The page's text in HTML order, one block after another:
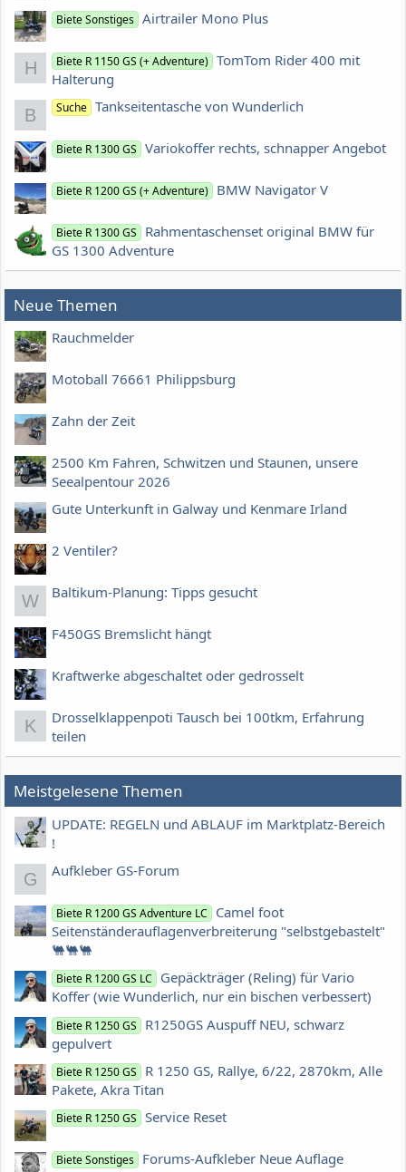
Biete Sonstiges Airtrailer Mono Plus
H Biete R 1150 GS (+ Adventure) TomTom Rider 400 mit
Halterung
B Suche Tankseitentasche von Wunderlich
Biete R 1300 GS Variokoffer rechts, schnapper Angebot
Biete R 1200 GS (+ Adventure) BMW Navigator V
Biete R 1300 GS
Rahmentaschenset original BMW für
GS 1300 Adventure
Neue Themen
Rauchmelder
Motoball 76661 Philippsburg
Zahn der Zeit
2500 Km Fahren, Schwitzen und Staunen, unsere
Seealpentour 2026
Gute Unterkunft in Galway und Kenmare Irland
2 Ventiler?
W Baltikum-Planung: Tipps gesucht
F450GS Bremslicht hängt
Kraftwerke abgeschaltet oder gedrosselt
K
Drosselklappenpoti Tausch bei 100tkm, Erfahrung
teilen
Meistgelesene Themen
UPDATE: REGELN und ABLAUF im Marktplatz-Bereich
!
G Aufkleber GS-Forum
Biete R 1200 GS Adventure LC
Camel foot
Seitenständerauflagenverbreiterung "selbstgebastelt"
🐫🐫🐫
Biete R 1200 GS LC
Gepäckträger (Reling) für Vario
Koffer (wie Wunderlich, nur ein bischen verbessert)
Biete R 1250 GS
R1250GS Auspuff NEU, schwarz
gepulvert
Biete R 1250 GS
R 1250 GS, Rallye, 6/22, 2870km, Alle
Pakete, Akra Titan
Biete R 1250 GS Service Reset
Biete Sonstiges Forums-Aufkleber Neue Auflage